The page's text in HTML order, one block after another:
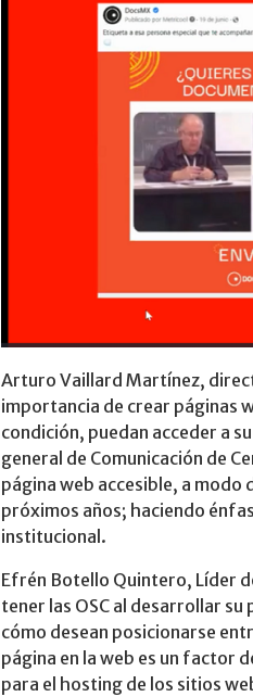
Arturo Vaillard Martínez,
importancia de crear páginas
condición, puedan acceder a
general de Comunicación de
página web accesible, a
próximos años; haciendo
institucional.
Efrén Botello Quintero, Líder
tener las OSC al desarrollar
cómo desean posicionarse
página en la web es un factor
para el hosting de los sitios